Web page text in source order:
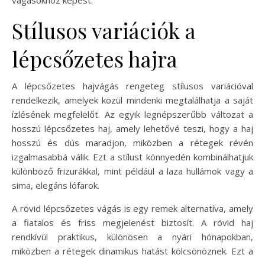
Stílusos variációk a
lépcsőzetes hajra
A lépcsőzetes hajvágás rengeteg stílusos variációval
rendelkezik, amelyek közül mindenki megtalálhatja a saját
ízlésének megfelelőt. Az egyik legnépszerűbb változat a
hosszú lépcsőzetes haj, amely lehetővé teszi, hogy a haj
hosszú és dús maradjon, miközben a rétegek révén
izgalmasabbá válik. Ezt a stílust könnyedén kombinálhatjuk
különböző frizurákkal, mint például a laza hullámok vagy a
sima, elegáns lófarok.
A rövid lépcsőzetes vágás is egy remek alternatíva, amely
a fiatalos és friss megjelenést biztosít. A rövid haj
rendkívül praktikus, különösen a nyári hónapokban,
miközben a rétegek dinamikus hatást kölcsönöznek. Ezt a